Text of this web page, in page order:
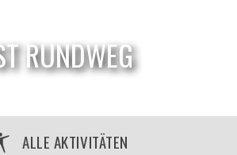
RUNDWEG
ALLE AKTIVITÄTEN